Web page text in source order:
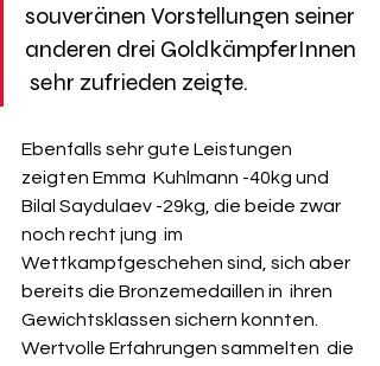
souveränen Vorstellungen seiner
anderen drei GoldkämpferInnen
sehr zufrieden zeigte.
Ebenfalls sehr gute Leistungen
zeigten Emma  Kuhlmann -40kg und
Bilal Saydulaev -29kg, die beide zwar
noch recht jung  im
Wettkampfgeschehen sind, sich aber
bereits die Bronzemedaillen in  ihren
Gewichtsklassen sichern konnten.
Wertvolle Erfahrungen sammelten  die